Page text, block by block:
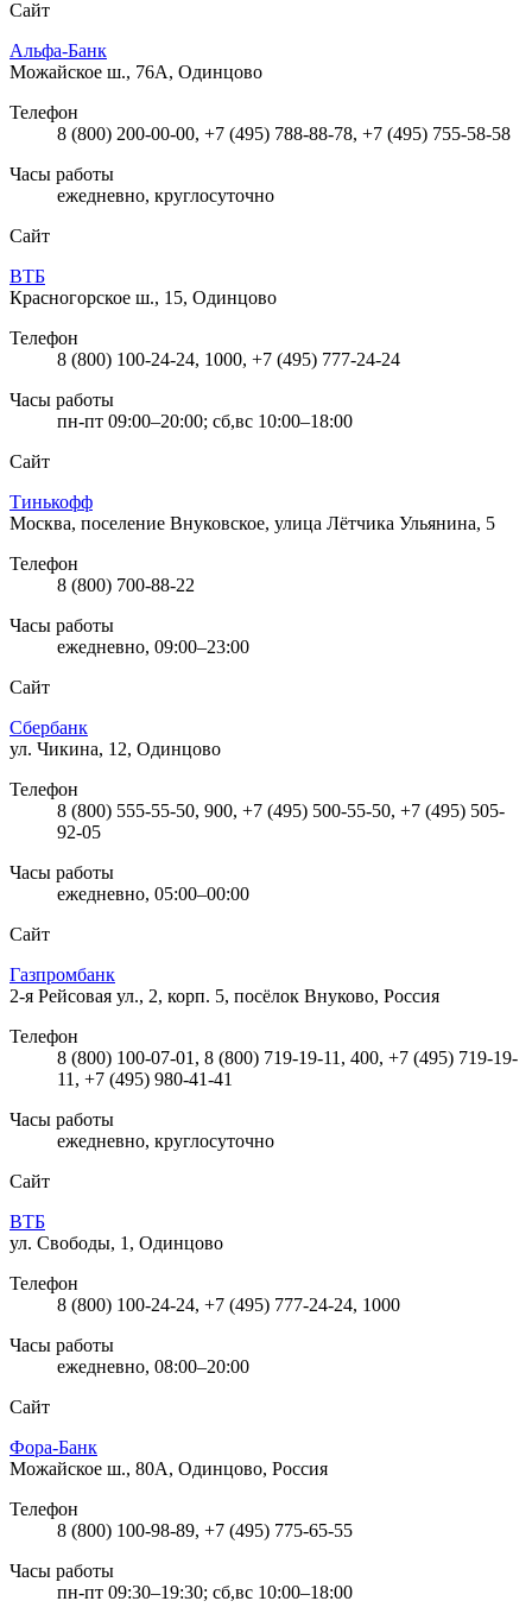
Сайт
Альфа-Банк
Можайское ш., 76А, Одинцово
Телефон
8 (800) 200-00-00, +7 (495) 788-88-78, +7 (495) 755-58-58
Часы работы
ежедневно, круглосуточно
Сайт
ВТБ
Красногорское ш., 15, Одинцово
Телефон
8 (800) 100-24-24, 1000, +7 (495) 777-24-24
Часы работы
пн-пт 09:00–20:00; сб,вс 10:00–18:00
Сайт
Тинькофф
Москва, поселение Внуковское, улица Лётчика Ульянина, 5
Телефон
8 (800) 700-88-22
Часы работы
ежедневно, 09:00–23:00
Сайт
Сбербанк
ул. Чикина, 12, Одинцово
Телефон
8 (800) 555-55-50, 900, +7 (495) 500-55-50, +7 (495) 505-
92-05
Часы работы
ежедневно, 05:00–00:00
Сайт
Газпромбанк
2-я Рейсовая ул., 2, корп. 5, посёлок Внуково, Россия
Телефон
8 (800) 100-07-01, 8 (800) 719-19-11, 400, +7 (495) 719-19-
11, +7 (495) 980-41-41
Часы работы
ежедневно, круглосуточно
Сайт
ВТБ
ул. Свободы, 1, Одинцово
Телефон
8 (800) 100-24-24, +7 (495) 777-24-24, 1000
Часы работы
ежедневно, 08:00–20:00
Сайт
Фора-Банк
Можайское ш., 80А, Одинцово, Россия
Телефон
8 (800) 100-98-89, +7 (495) 775-65-55
Часы работы
пн-пт 09:30–19:30; сб,вс 10:00–18:00